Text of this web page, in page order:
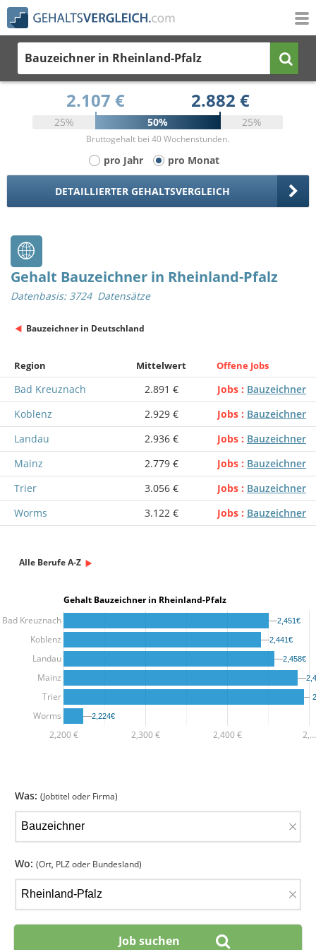
Bauzeichner in Rheinland-Pfalz
2.107 € 2.882 €
25% 50% 25%
Bruttogehalt bei 40 Wochenstunden.
pro Jahr pro Monat
DETAILLIERTER GEHALTSVERGLEICH
Gehalt Bauzeichner in Rheinland-Pfalz
Datenbasis: 3724 Datensätze
Bauzeichner in Deutschland
Region Mittelwert Offene Jobs
Bad Kreuznach 2.891 € Jobs
Bauzeichner
Koblenz
2.929 € Jobs
Bauzeichner
Landau
2.936 € Jobs
Bauzeichner
Mainz
2.779 € Jobs
Bauzeichner
Trier
3.056 € Jobs
Bauzeichner
Worms
3.122 € Jobs Bauzeichner
Alle Berufe A-Z
Gehalt Bauzeichner in Rheinland-Pfalz
2,200 € 2,300 € 2,400 € 2,…
Bad Kreuznach
Koblenz
Landau
Mainz
Trier
Worms
2,451€
2,451€
2,441€
2,441€
2,458€
2,458€
2,224€
2,224€
Was: (Jobtitel oder Firma)
×
Wo: (Ort, PLZ oder Bundesland)
×